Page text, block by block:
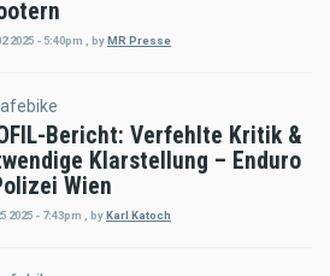
2025 - 5:40pm , byMR Presse
Bericht: Verfehlte Kritik &
Klarstellung – Enduro
Wien
2025 - 7:43pm byKarl Katoch